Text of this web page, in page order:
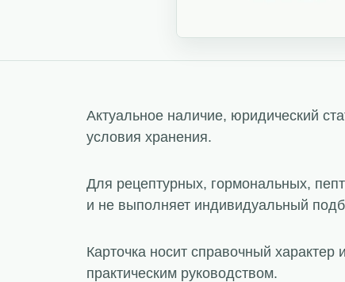
Актуальное наличие, юридический
условия хранения.
Для рецептурных, гормональных,
и не выполняет индивидуальный
Карточка носит справочный
практическим руководством.